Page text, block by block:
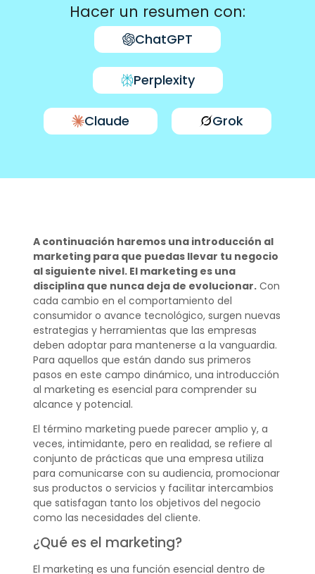
Hacer un resumen con:
ChatGPT
Perplexity
Claude Grok
A continuación haremos una introducción al
marketing para que puedas llevar tu negocio
al siguiente nivel. El marketing es una
disciplina que nunca deja de evolucionar.Con
cada cambio en el comportamiento del
consumidor o avance tecnológico, surgen nuevas
estrategias y herramientas que las empresas
deben adoptar para mantenerse a la vanguardia.
Para aquellos que están dando sus primeros
pasos en este campo dinámico, una introducción
al marketing es esencial para comprender su
alcance y potencial.
El término marketing puede parecer amplio y, a
veces, intimidante, pero en realidad, se refiere al
conjunto de prácticas que una empresa utiliza
para comunicarse con su audiencia, promocionar
sus productos o servicios y facilitar intercambios
que satisfagan tanto los objetivos del negocio
como las necesidades del cliente.
¿Qué es el marketing?
El marketing es una función esencial dentro de